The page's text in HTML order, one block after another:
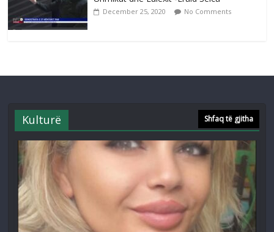
December 25, 2020 No Comments
Kulturë Shfaq të gjitha